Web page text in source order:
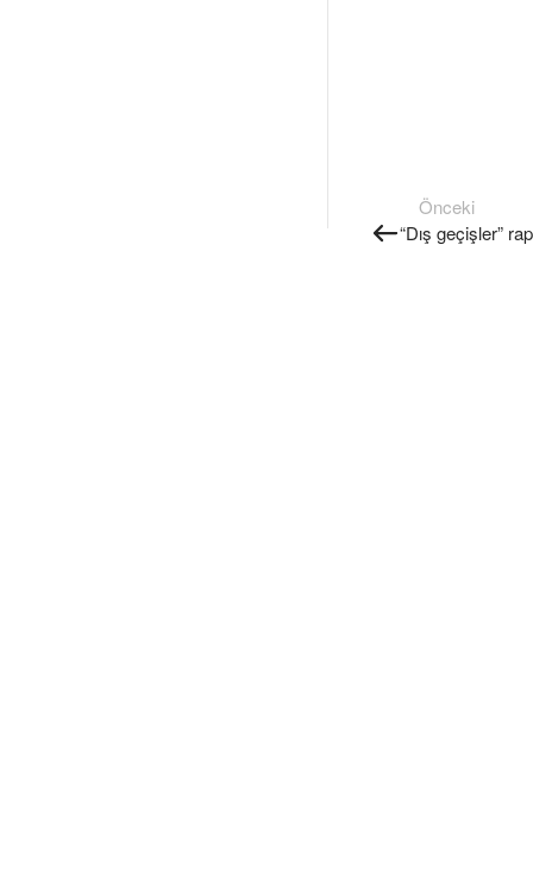
Önceki
“Dış geçişler”